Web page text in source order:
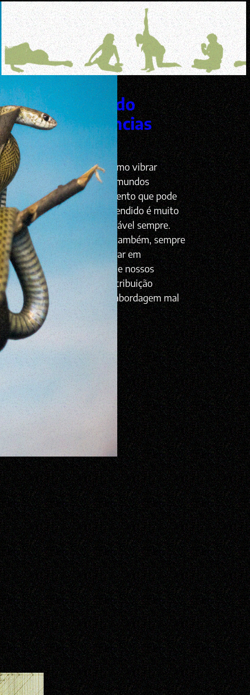
Feldenkralizando
outras experiências
sensíveis
Ah, quanta incerteza em como vibrar
microeconomia em nossos mundos
bolhas! Há muito conhecimento que pode
fluir, que se comprado ou vendido é muito
caro e cria escassez, indesejável sempre.
Mas se há escassez beleza também, sempre
tem como agir para equilibrar em
abundância Há o caminho de nossos
encontros-esquema de contribuição
consciente, eu não curto a abordagem mal
feita…
Continue reading
abril 4, 2015